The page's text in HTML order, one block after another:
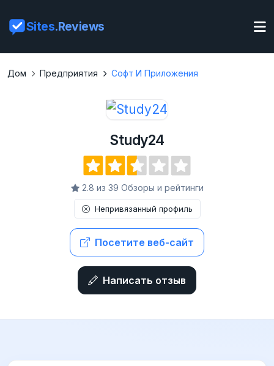
Sites.Reviews
Дом Предприятия Софт И Приложения
Study24
2.8 из 39 Обзоры и рейтинги
Непривязанный профиль
Посетите веб-сайт
Написать отзыв